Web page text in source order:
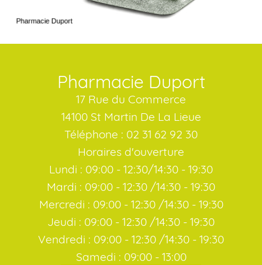
Pharmacie Duport
17 Rue du Commerce
14100 St Martin De La Lieue
Téléphone : 02 31 62 92 30
Horaires d'ouverture
Lundi : 09:00 - 12:30/14:30 - 19:30
Mardi : 09:00 - 12:30 /14:30 - 19:30
Mercredi : 09:00 - 12:30 /14:30 - 19:30
Jeudi : 09:00 - 12:30 /14:30 - 19:30
Vendredi : 09:00 - 12:30 /14:30 - 19:30
Samedi : 09:00 - 13:00